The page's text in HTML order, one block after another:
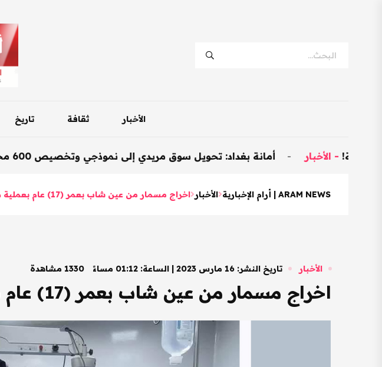
الأخبار ثقافة تاريخ
أمانة بغداد: تحويل سوق مريدي إلى نموذجي وتخصيص 600 محل للمتجاوزين - الأخبار
ARAM NEWS | أرام الإخبارية الأخبار اخراج مسمار من عين شاب بعمر (17) عام بعملية طارئة في مستشفى اليرموك التعليمي
الأخبار تاريخ النشر: 16 مارس 2023 | الساعة: 01:12 مساءً 1330 مشاهدة
اخراج مسمار من عين شاب بعمر (17) عام بعملية طارئة في مستشفى اليرموك التعليمي